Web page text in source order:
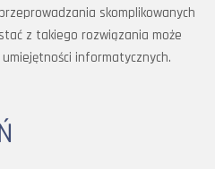
skomplikowanych
z takiego rozwiązania może
informatycznych.